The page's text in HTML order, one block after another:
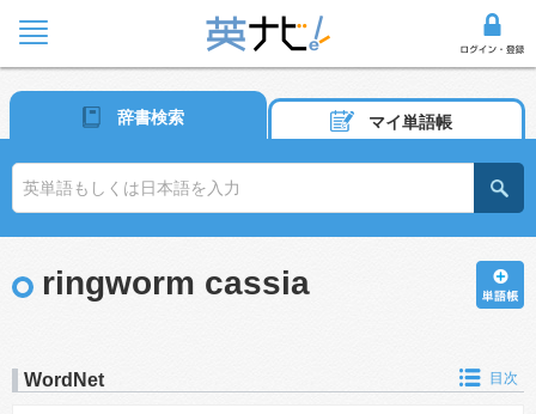
辞書検索 マイ単語帳
ringworm cassia
WordNet 目次